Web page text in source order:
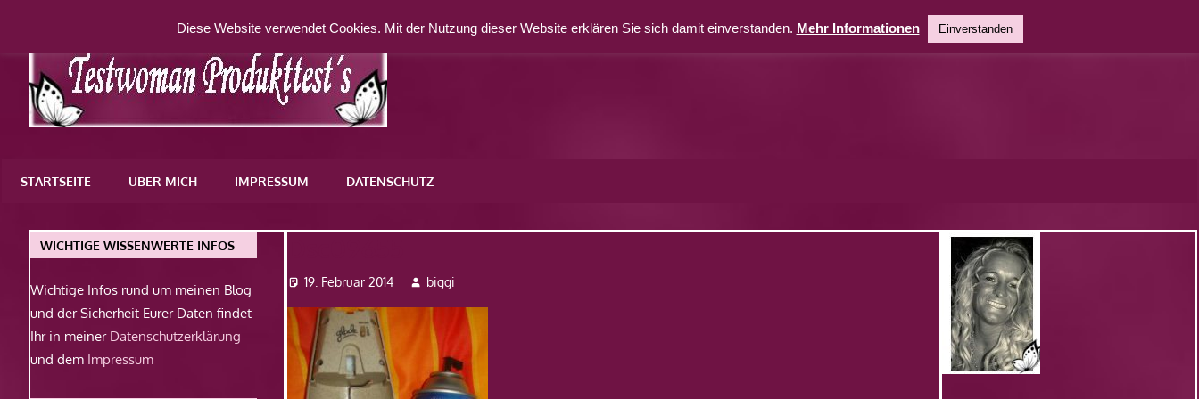
springen
WordPress-
STARTSEITE ÜBER MICH IMPRESSUM DATENSCHUTZ
19. Februar 2014 biggi
WICHTIGE WISSENWERTE INFOS
Wichtige Infos rund um meinen Blog
und der Sicherheit Eurer Daten findet
Ihr in meiner Datenschutzerklärung
und dem Impressum
Diese Website verwendet Cookies. Mit der Nutzung dieser Website erklären Sie sich damit einverstanden. Mehr Informationen Einverstanden